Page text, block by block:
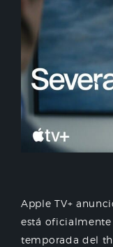
Apple TV+
está
temporada del